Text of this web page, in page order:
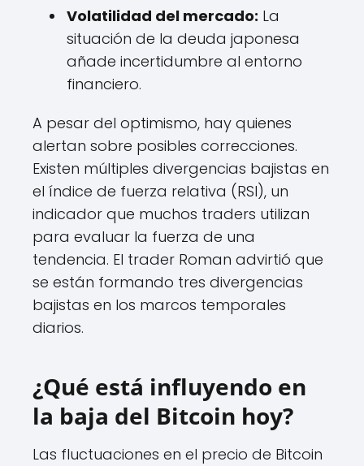
Volatilidad del mercado: La
situación de la deuda japonesa
añade incertidumbre al entorno
financiero.
A pesar del optimismo, hay quienes
alertan sobre posibles correcciones.
Existen múltiples divergencias bajistas en
el índice de fuerza relativa (RSI), un
indicador que muchos traders utilizan
para evaluar la fuerza de una
tendencia. El trader Roman advirtió que
se están formando tres divergencias
bajistas en los marcos temporales
diarios.
¿Qué está influyendo en
la baja del Bitcoin hoy?
Las fluctuaciones en el precio de Bitcoin